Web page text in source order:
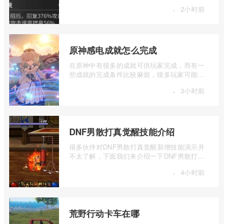
· 2小时前
原神感电成就怎么完成
在原神中有很多的成就可供玩家完成，而有一
些成就的完成条件比较麻烦，很多玩家可能都
· 3小时前
DNF男散打真觉醒技能介绍
很多伙伴对DNF男散打真觉醒新增技能演示并
不太了解，下面我们来介绍一下DNF男散打真
· 4小时前
荒野行动卡车在哪